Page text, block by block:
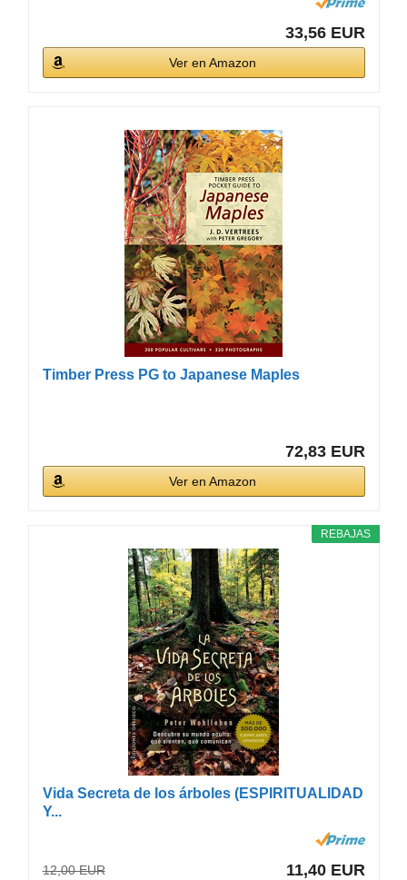
33,56 EUR
Ver en Amazon
Timber Press PG to Japanese Maples
72,83 EUR
Ver en Amazon
REBAJAS
Vida Secreta de los árboles (ESPIRITUALIDAD
Y...
12,00 EUR 11,40 EUR